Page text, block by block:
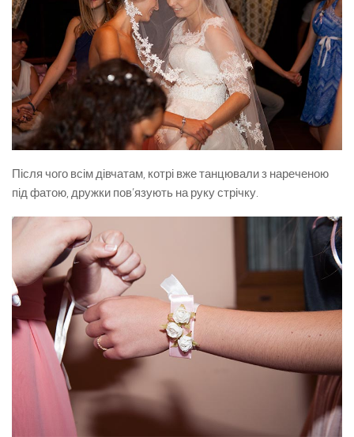
Після чого всім дівчатам, котрі вже танцювали з нареченою
під фатою, дружки пов’язують на руку стрічку.